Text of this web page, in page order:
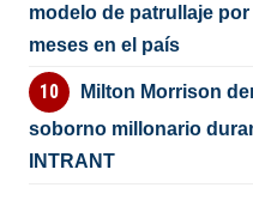
modelo de patrullaje
meses en el país
Milton Morrison
soborno millonario
INTRANT